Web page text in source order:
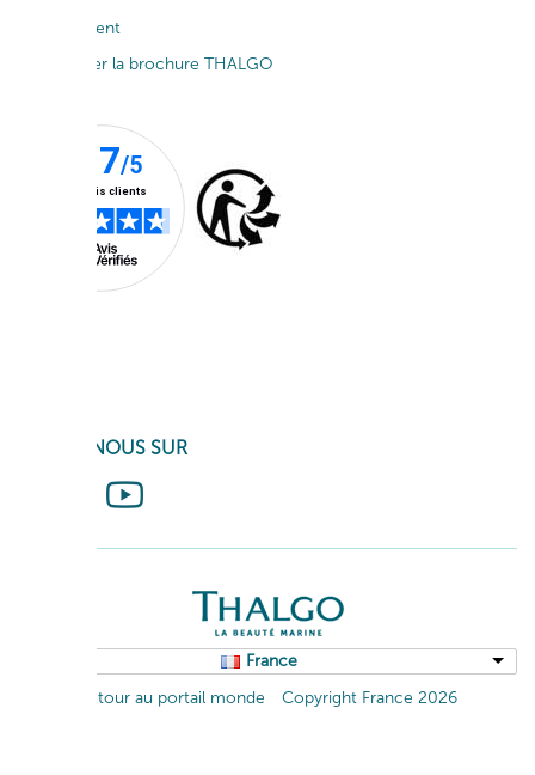
Service client
Télécharger la brochure THALGO
SUIVEZ-NOUS SUR
France
Retour au portail monde
Copyright France 2026